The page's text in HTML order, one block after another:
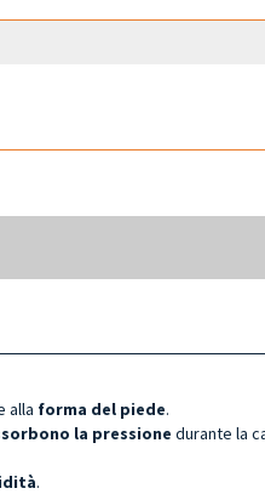
alla forma del piede.
la pressione durante la
.